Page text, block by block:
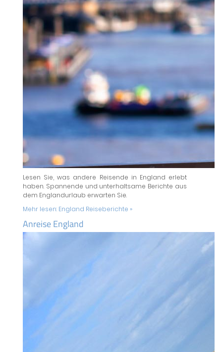
Lesen Sie, was andere Reisende in England erlebt
haben. Spannende und unterhaltsame Berichte aus
dem Englandurlaub erwarten Sie.
Mehr lesen: England Reiseberichte »
Anreise England